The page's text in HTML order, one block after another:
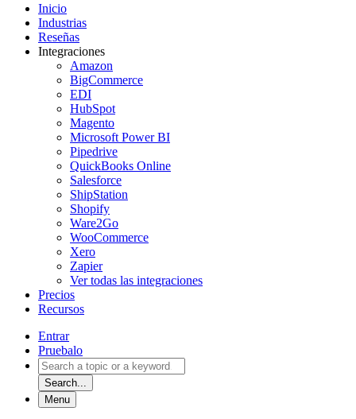
Inicio
Industrias
Reseñas
Integraciones
Amazon
BigCommerce
EDI
HubSpot
Magento
Microsoft Power BI
Pipedrive
QuickBooks Online
Salesforce
ShipStation
Shopify
Ware2Go
WooCommerce
Xero
Zapier
Ver todas las integraciones
Precios
Recursos
Entrar
Pruebalo
Search...
Menu